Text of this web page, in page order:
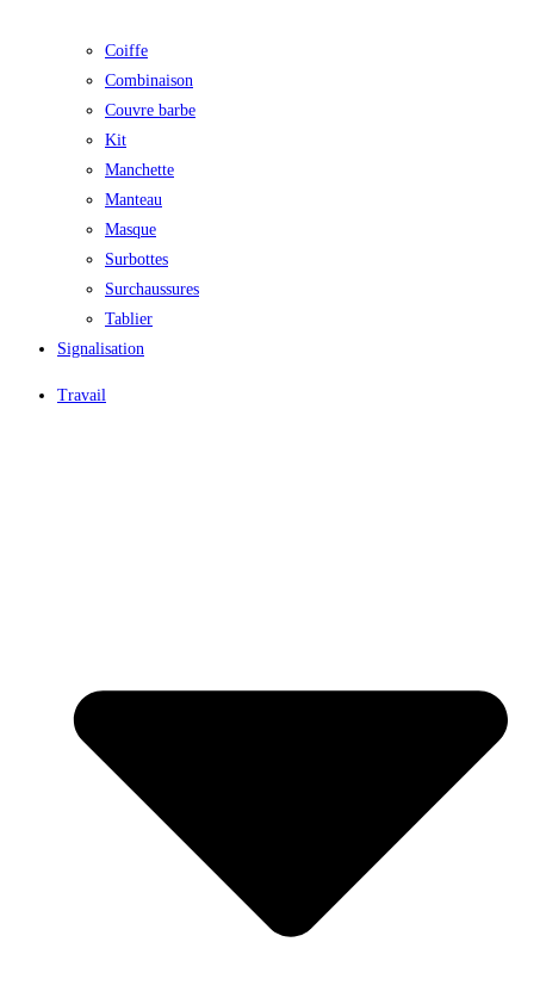
Coiffe
Combinaison
Couvre barbe
Kit
Manchette
Manteau
Masque
Surbottes
Surchaussures
Tablier
Signalisation
Travail